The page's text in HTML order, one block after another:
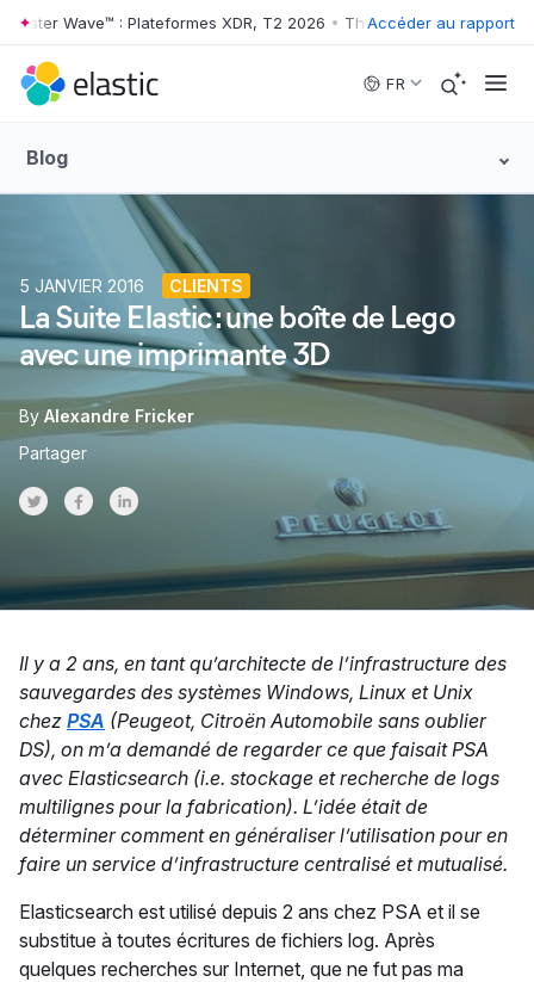
Skip to main content
Wave™ : Plateformes XDR, T2 2026 • The Forrester Wave™ :
Accéder au rapport
FR
Blog
5 JANVIER 2016 CLIENTS
La Suite Elastic : une boîte de Lego
avec une imprimante 3D
By Alexandre Fricker
Partager
Share on Twitter
Share on Facebook
Share on LinkedInr
Il y a 2 ans, en tant qu’architecte de l’infrastructure des
sauvegardes des systèmes Windows, Linux et Unix
chez PSA (Peugeot, Citroën Automobile sans oublier
DS), on m’a demandé de regarder ce que faisait PSA
avec Elasticsearch (i.e. stockage et recherche de logs
multilignes pour la fabrication). L’idée était de
déterminer comment en généraliser l’utilisation pour en
faire un service d’infrastructure centralisé et mutualisé.
Elasticsearch est utilisé depuis 2 ans chez PSA et il se
substitue à toutes écritures de fichiers log. Après
quelques recherches sur Internet, que ne fut pas ma